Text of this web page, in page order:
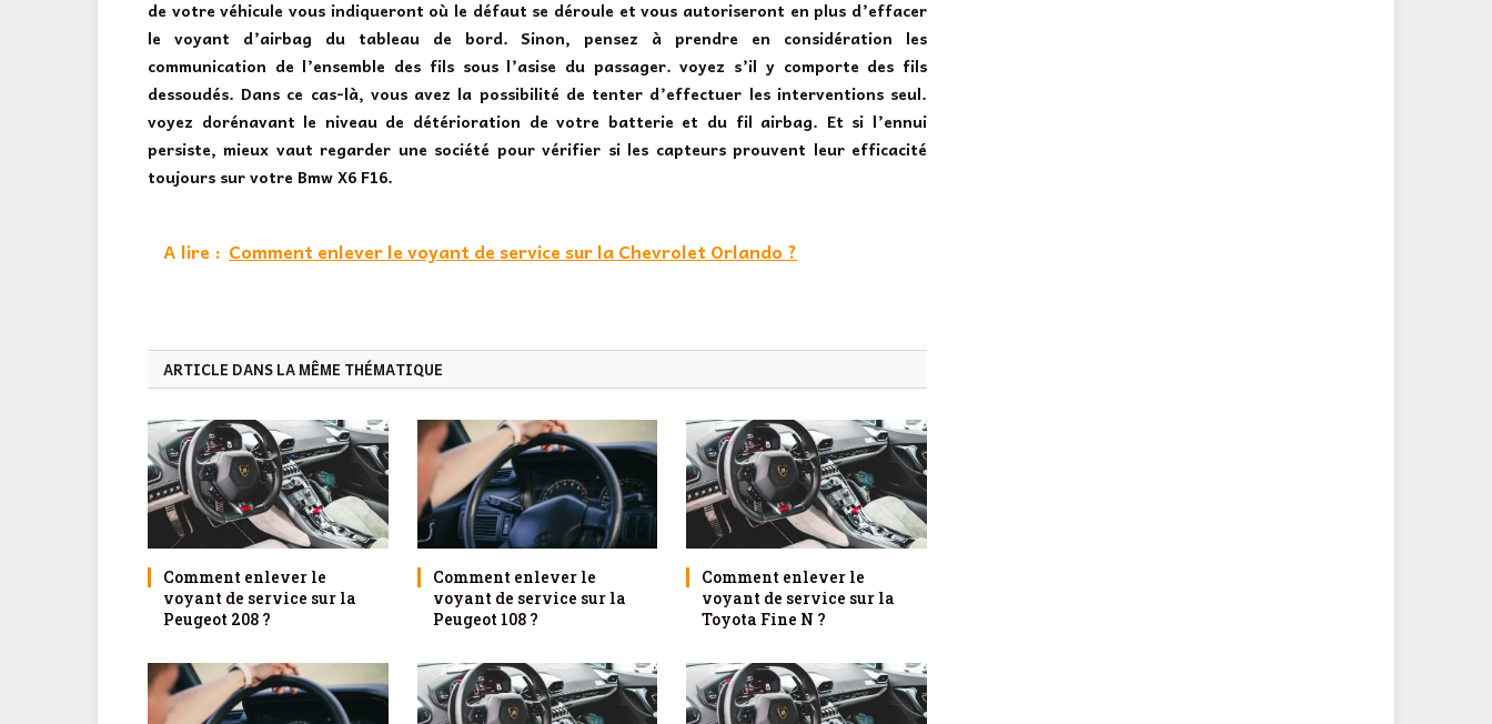
de votre véhicule vous indiqueront où le défaut se déroule et vous autoriseront en plus d’effacer
le voyant d’airbag du tableau de bord. Sinon, pensez à prendre en considération les
communication de l’ensemble des fils sous l’asise du passager. voyez s’il y comporte des fils
dessoudés. Dans ce cas-là, vous avez la possibilité de tenter d’effectuer les interventions seul.
voyez dorénavant le niveau de détérioration de votre batterie et du fil airbag. Et si l’ennui
persiste, mieux vaut regarder une société pour vérifier si les capteurs prouvent leur efficacité
toujours sur votre Bmw X6 F16.
A lire : Comment enlever le voyant de service sur la Chevrolet Orlando ?
ARTICLE DANS LA MÊME THÉMATIQUE
Comment enlever le
voyant de service sur la
Peugeot 208 ?
Comment enlever le
voyant de service sur la
Peugeot 108 ?
Comment enlever le
voyant de service sur la
Toyota Fine N ?